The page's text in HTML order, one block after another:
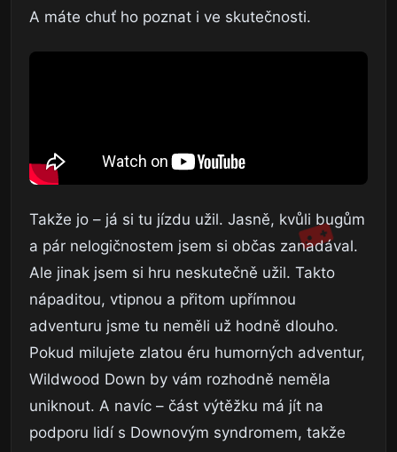
A máte chuť ho poznat i ve skutečnosti.
Takže jo – já si tu jízdu užil. Jasně, kvůli bugům
a pár nelogičnostem jsem si občas zanadával.
Ale jinak jsem si hru neskutečně užil. Takto
nápaditou, vtipnou a přitom upřímnou
adventuru jsme tu neměli už hodně dlouho.
Pokud milujete zlatou éru humorných adventur,
Wildwood Down by vám rozhodně neměla
uniknout. A navíc – část výtěžku má jít na
podporu lidí s Downovým syndromem, takže